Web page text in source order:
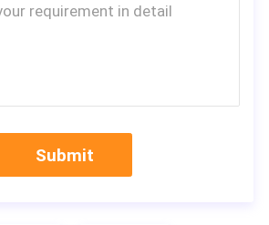
requirement in detail
Submit